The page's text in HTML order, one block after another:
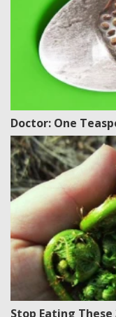
Doctor: One
Stop Eating